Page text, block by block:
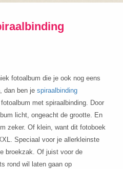
spiraalbinding
fotoalbum die je ook nog eens
dan ben je spiraalbinding
met spiraalbinding. Door
licht, ongeacht de grootte. En
zeker. Of klein, want dit fotoboek
Speciaal voor je allerkleinste
broekzak. Of juist voor de
rond wil laten gaan op